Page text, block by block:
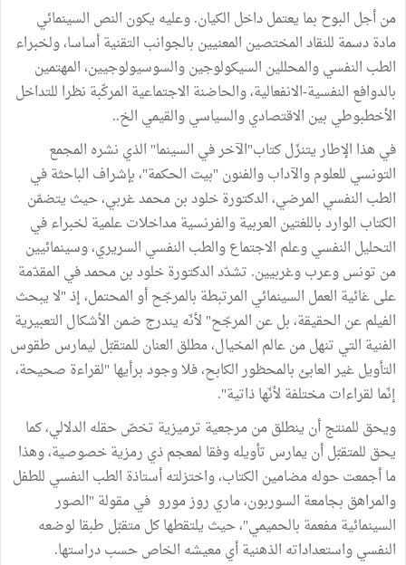
من أجل البوح بما يعتمل داخل الكيان. وعليه يكون النص السينمائي
مادة دسمة للنقاد المختصين المعنيين بالجوانب التقنية أساسا، ولخبراء
الطب النفسي والمحللين السيكولوجين والسوسيولوجيين، المهتمين
بالدوافع النفسية-الانفعالية، والحاضنة الاجتماعية المركّبة نظرا للتداخل
الأخطبوطي بين الاقتصادي والسياسي والقيمي الخ..
في هذا الإطار يتنزّل كتاب"الآخر في السينما" الذي نشره المجمع
التونسي للعلوم والآداب والفنون "بيت الحكمة"، بإشراف الباحثة في
الطب النفسي المرضي، الدكتورة خلود بن محمد غربي، حيث يتضمّن
الكتاب الوارد باللغتين العربية والفرنسية مداخلات علمية لخبراء في
التحليل النفسي وعلم الاجتماع والطب النفسي السريري، وسينمائيين
من تونس وعرب وغربيين. تشدّد الدكتورة خلود بن محمد في المقدّمة
على غائية العمل السينمائي المرتبطة بالمرجّح أو المحتمل، إذ "لا يبحث
الفيلم عن الحقيقة، بل عن المرجّح" لأنّه يندرج ضمن الأشكال التعبيرية
الفنية التي تنهل من عالم المخيال، مطلق العنان للمتقبّل ليمارس طقوس
التأويل غير العابئ بالمحظور الكابح، فلا وجود برأيها "لقراءة صحيحة،
إنّما لقراءات مختلفة لأنّها ذاتية".
ويحق للمنتج أن ينطلق من مرجعية ترميزية تخصّ حقله الدلالي، كما
يحق للمتقبّل أن يمارس تأويله وفقا لمعجم ذي رمزية خصوصية، وهذا
ما أجمعت حوله مضامين الكتاب، واختزلته أستاذة الطب النفسي للطفل
والمراهق بجامعة السوربون، ماري روز مورو في مقولة "الصور
السينمائية مفعمة بالحميمي"، حيث يلتقطها كل متقبّل طبقا لوضعه
النفسي واستعداداته الذهنية أي معيشه الخاص حسب دراستها.